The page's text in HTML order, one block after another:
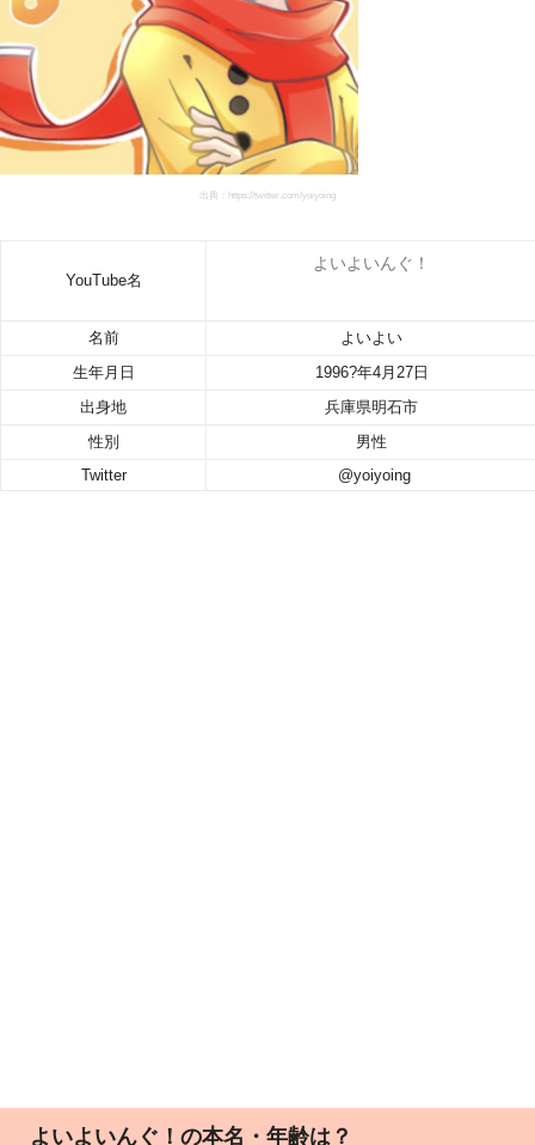
出典：https://twitter.com/yoiyoing
YouTube名
よいよいんぐ！
名前
よいよい
生年月日
1996?年4月27日
出身地
兵庫県明石市
性別
男性
Twitter
@yoiyoing
よいよいんぐ！の本名・年齢は？